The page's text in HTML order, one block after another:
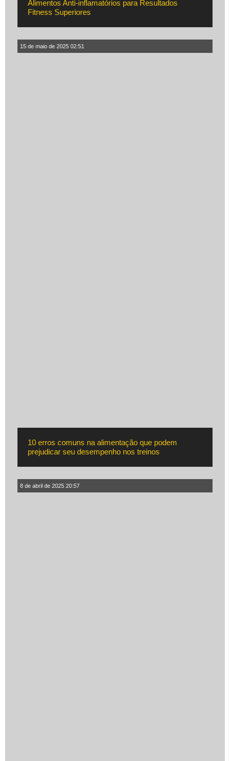
Alimentos Anti-inflamatórios para Resultados
Fitness Superiores
15 de maio de 2025 02:51
10 erros comuns na alimentação que podem
prejudicar seu desempenho nos treinos
8 de abril de 2025 20:57